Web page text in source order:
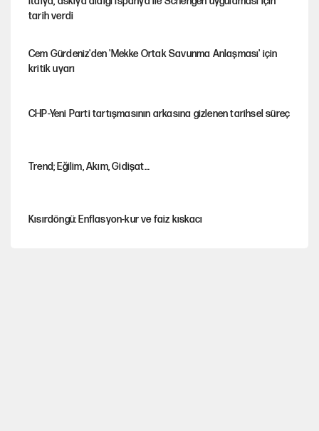
tarih verdi
Cem Gürdeniz'den 'Mekke Ortak Savunma Anlaşması' için
kritik uyarı
CHP-Yeni Parti tartışmasının arkasına gizlenen tarihsel süreç
Trend; Eğilim, Akım, Gidişat…
Kısırdöngü: Enflasyon-kur ve faiz kıskacı